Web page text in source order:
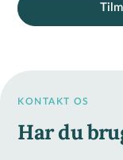
KONTAKT OS
Har du